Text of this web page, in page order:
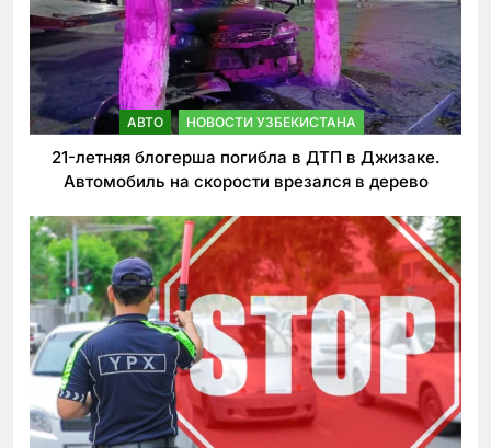
АВТО НОВОСТИ УЗБЕКИСТАНА
21-летняя блогерша погибла в ДТП в Джизаке.
Автомобиль на скорости врезался в дерево